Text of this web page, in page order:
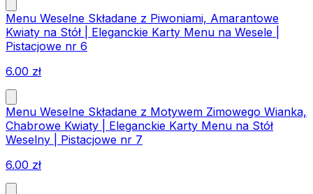
Menu Weselne Składane z Piwoniami, Amarantowe
Kwiaty na Stół | Eleganckie Karty Menu na Wesele |
Pistacjowe nr 6
6.00 zł
Menu Weselne Składane z Motywem Zimowego Wianka,
Chabrowe Kwiaty | Eleganckie Karty Menu na Stół
Weselny | Pistacjowe nr 7
6.00 zł